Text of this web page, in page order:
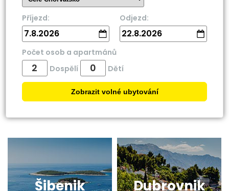
Příjezd:
7.8.2026
Odjezd:
22.8.2026
Počet osob a apartmánů
Dospělí
Dětí
Zobrazit volné ubytování
Šibenik Dubrovnik